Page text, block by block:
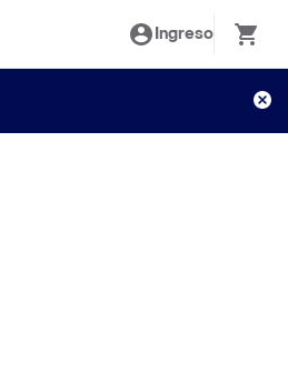
Ingreso